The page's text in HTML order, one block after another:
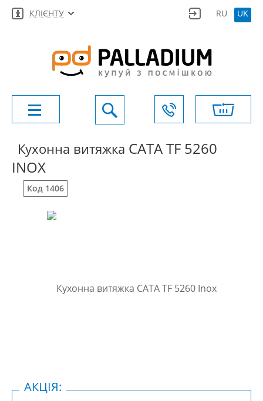
КЛІЄНТУ RU UK
Кухонна витяжка CATA TF 5260
INOX
Код 1406
АКЦІЯ: